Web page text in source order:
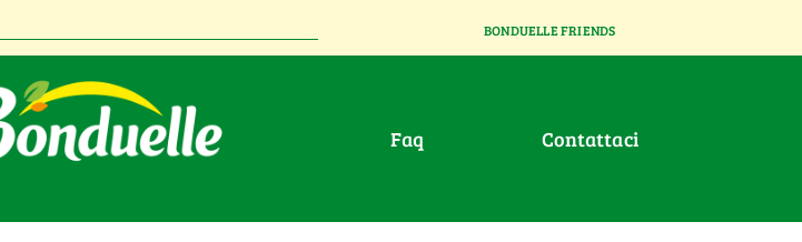
BONDUELLE FRIENDS
faq contattaci